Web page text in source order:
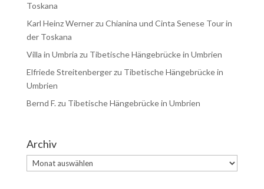
Toskana
Karl Heinz Wernerzu Chianina und Cinta Senese Tour in
der Toskana
Villa in Umbria zu Tibetische Hängebrücke in Umbrien
Elfriede Streitenbergerzu Tibetische Hängebrücke in
Umbrien
Bernd F. zu Tibetische Hängebrücke in Umbrien
Archiv